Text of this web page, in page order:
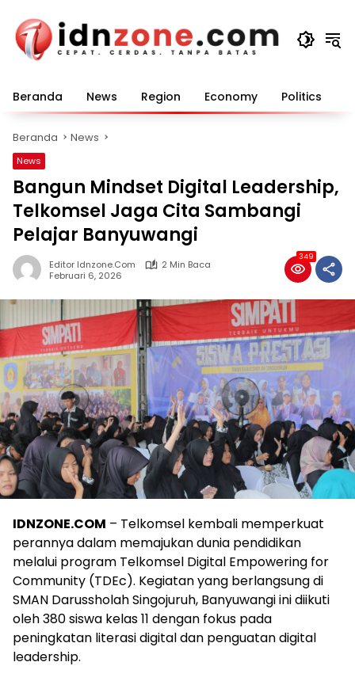
konten
Beranda News Region Economy Politics
Beranda News
News
Bangun Mindset Digital Leadership,
Telkomsel Jaga Cita Sambangi
Pelajar Banyuwangi
Editor Idnzone.com
2 Min Baca
Februari 6, 2026
349
IDNZONE.COM – Telkomsel kembali memperkuat
perannya dalam memajukan dunia pendidikan
melalui program Telkomsel Digital Empowering for
Community (TDEc). Kegiatan yang berlangsung di
SMAN Darussholah Singojuruh, Banyuwangi ini diikuti
oleh 380 siswa kelas 11 dengan fokus pada
peningkatan literasi digital dan penguatan digital
leadership.